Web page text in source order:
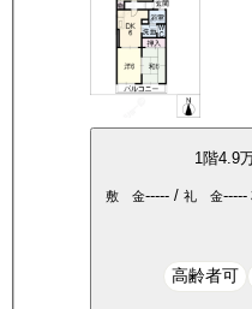
1階4.9
敷 金----- / 礼 金-----
高齢者可